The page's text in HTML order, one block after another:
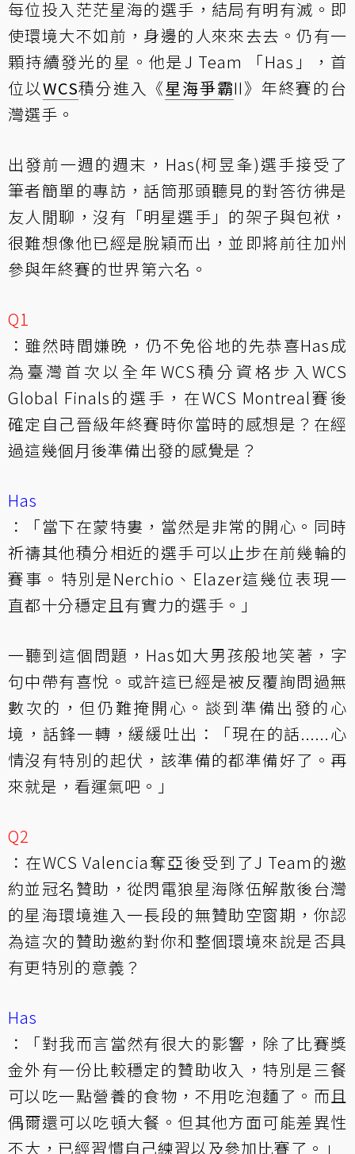
每位投入茫茫星海的選手，結局有明有滅。即
使環境大不如前，身邊的人來來去去。仍有一
顆持續發光的星。他是J Team 「Has」，首
位以WCS積分進入《星海爭霸II》年終賽的台
灣選手。
出發前一週的週末，Has(柯昱夆)選手接受了
筆者簡單的專訪，話筒那頭聽見的對答彷彿是
友人閒聊，沒有「明星選手」的架子與包袱，
很難想像他已經是脫穎而出，並即將前往加州
參與年終賽的世界第六名。
Q1
：雖然時間嫌晚，仍不免俗地的先恭喜Has成
為臺灣首次以全年WCS積分資格步入WCS
Global Finals的選手，在WCS Montreal賽後
確定自己晉級年終賽時你當時的感想是？在經
過這幾個月後準備出發的感覺是？
Has
：「當下在蒙特婁，當然是非常的開心。同時
祈禱其他積分相近的選手可以止步在前幾輪的
賽事。特別是Nerchio、Elazer這幾位表現一
直都十分穩定且有實力的選手。」
一聽到這個問題，Has如大男孩般地笑著，字
句中帶有喜悅。或許這已經是被反覆詢問過無
數次的，但仍難掩開心。談到準備出發的心
境，話鋒一轉，緩緩吐出：「現在的話......心
情沒有特別的起伏，該準備的都準備好了。再
來就是，看運氣吧。」
Q2
：在WCS Valencia奪亞後受到了J Team的邀
約並冠名贊助，從閃電狼星海隊伍解散後台灣
的星海環境進入一長段的無贊助空窗期，你認
為這次的贊助邀約對你和整個環境來說是否具
有更特別的意義？
Has
：「對我而言當然有很大的影響，除了比賽獎
金外有一份比較穩定的贊助收入，特別是三餐
可以吃一點營養的食物，不用吃泡麵了。而且
偶爾還可以吃頓大餐。但其他方面可能差異性
不大，已經習慣自己練習以及參加比賽了。」